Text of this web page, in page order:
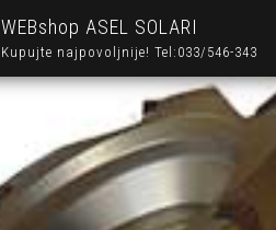
WEBshop ASEL SOLARI
Kupujte najpovoljnije! Tel:033/546-343